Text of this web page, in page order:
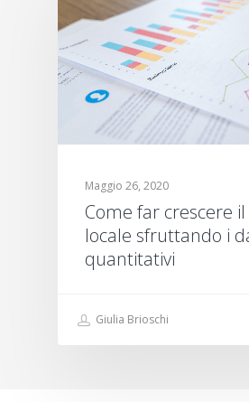
Maggio 26, 2020
Come far crescere
locale sfruttando i
quantitativi
Giulia Brioschi